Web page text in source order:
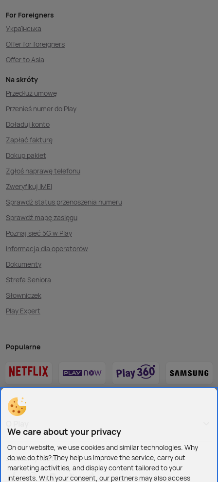
For Foreigners
Українська
Offer for foreigners
Offer to Asia
Na skróty
Przedłuż umowę
Przenieś numer do Play
Doładuj konto
Zapłać fakturę
Dokup pakiet
Zgłoś naprawę telefonu
Zweryfikuj IMEI
Sprawdź status przenoszenia numeru
Sprawdź mapę zasięgu
Poznaj sieć 5G w Play
Informacja dla operatorów
Dokumenty
Strefa Seniora
Słowniczek
Play Expert
Popularne
Jesteśmy też tu:
We care about your privacy
On our website, we use cookies and similar technologies. Why
do we do this? They help us improve the service, carry out
marketing activities, and display content tailored to your
interests. With your consent, our partners may also access